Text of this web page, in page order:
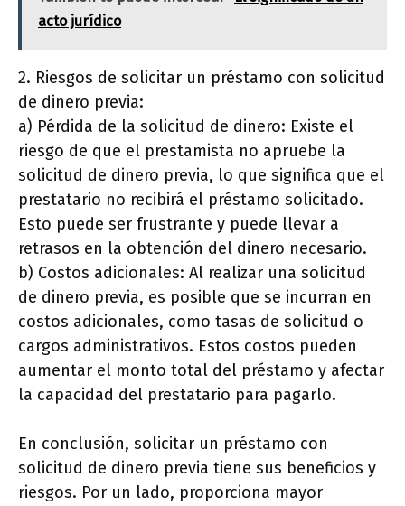
acto jurídico
2. Riesgos de solicitar un préstamo con solicitud
de dinero previa:
a) Pérdida de la solicitud de dinero: Existe el
riesgo de que el prestamista no apruebe la
solicitud de dinero previa, lo que significa que el
prestatario no recibirá el préstamo solicitado.
Esto puede ser frustrante y puede llevar a
retrasos en la obtención del dinero necesario.
b) Costos adicionales: Al realizar una solicitud
de dinero previa, es posible que se incurran en
costos adicionales, como tasas de solicitud o
cargos administrativos. Estos costos pueden
aumentar el monto total del préstamo y afectar
la capacidad del prestatario para pagarlo.
En conclusión, solicitar un préstamo con
solicitud de dinero previa tiene sus beneficios y
riesgos. Por un lado, proporciona mayor